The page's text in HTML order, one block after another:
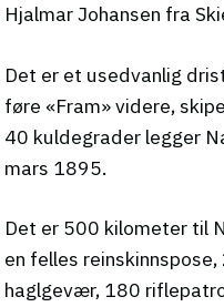
Hjalmar Johansen fra
Det er et usedvanlig
føre «Fram» videre,
40 kuldegrader legger
mars 1895.
Det er 500 kilometer til
en felles
haglgevær, 180